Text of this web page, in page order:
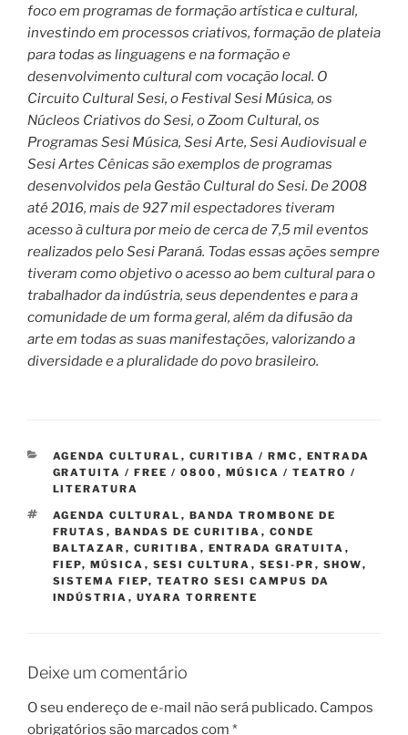
foco em programas de formação artística e cultural,
investindo em processos criativos, formação de plateia
para todas as linguagens e na formação e
desenvolvimento cultural com vocação local. O
Circuito Cultural Sesi, o Festival Sesi Música, os
Núcleos Criativos do Sesi, o Zoom Cultural, os
Programas Sesi Música, Sesi Arte, Sesi Audiovisual e
Sesi Artes Cênicas são exemplos de programas
desenvolvidos pela Gestão Cultural do Sesi. De 2008
até 2016, mais de 927 mil espectadores tiveram
acesso à cultura por meio de cerca de 7,5 mil eventos
realizados pelo Sesi Paraná. Todas essas ações sempre
tiveram como objetivo o acesso ao bem cultural para o
trabalhador da indústria, seus dependentes e para a
comunidade de um forma geral, além da difusão da
arte em todas as suas manifestações, valorizando a
diversidade e a pluralidade do povo brasileiro.
CATEGORIAS
AGENDA CULTURAL , CURITIBA / RMC , ENTRADA
GRATUITA / FREE / 0800 , MÚSICA / TEATRO /
LITERATURA
TAGS
AGENDA CULTURAL , BANDA TROMBONE DE
FRUTAS , BANDAS DE CURITIBA , CONDE
BALTAZAR , CURITIBA , ENTRADA GRATUITA ,
FIEP, MÚSICA , SESI CULTURA , SESI-PR , SHOW,
SISTEMA FIEP, TEATRO SESI CAMPUS DA
INDÚSTRIA , UYARA TORRENTE
Deixe um comentário
O seu endereço de e-mail não será publicado. Campos
obrigatórios são marcados com *